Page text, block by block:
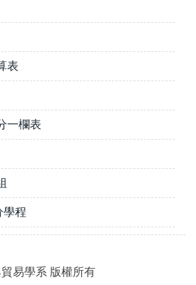
表
一欄表
學程
易學系 版權所有